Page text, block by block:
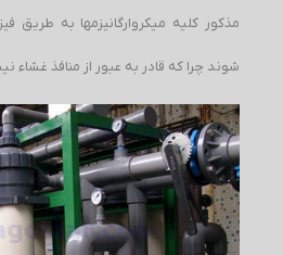
مذكور كليه ميكروارگانيزمها به طريق
شوند چرا كه قادر به عبور از منافذ غشاء نيستند.